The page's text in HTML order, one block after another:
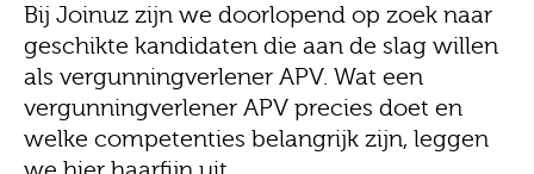
Bij Joinuz zijn we doorlopend op zoek naar
geschikte kandidaten die aan de slag willen
als vergunningverlener APV. Wat een
vergunningverlener APV precies doet en
welke competenties belangrijk zijn, leggen